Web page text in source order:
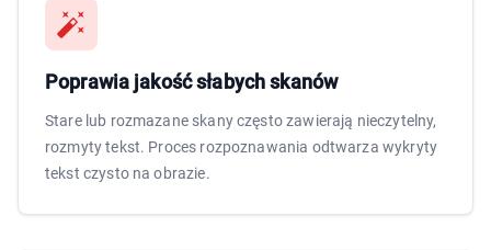
Poprawia jakość słabych skanów
Stare lub rozmazane skany często zawierają nieczytelny,
rozmyty tekst. Proces rozpoznawania odtwarza wykryty
tekst czysto na obrazie.